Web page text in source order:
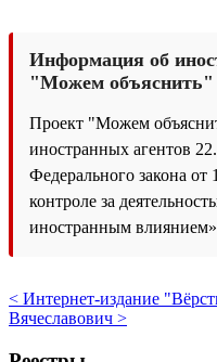
Информация об
"Можем объяснить"
Проект "Можем
иностранных агентов
Федерального закона
контроле за
иностранным влиянием»
< Интернет-издание
Вячеславович >